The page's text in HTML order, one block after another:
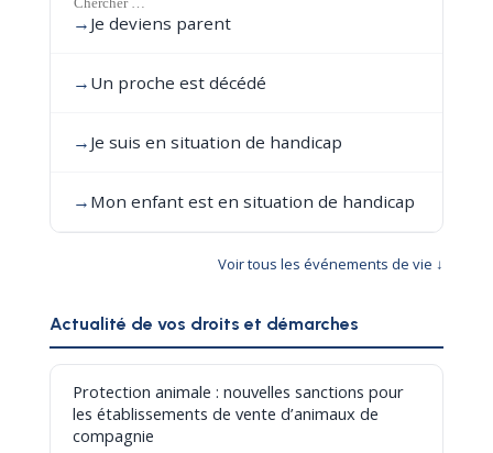
→ Je deviens parent
→ Un proche est décédé
→ Je suis en situation de handicap
→ Mon enfant est en situation de handicap
Voir tous les événements de vie ↓
Actualité de vos droits et démarches
Protection animale : nouvelles sanctions pour
les établissements de vente d’animaux de
compagnie